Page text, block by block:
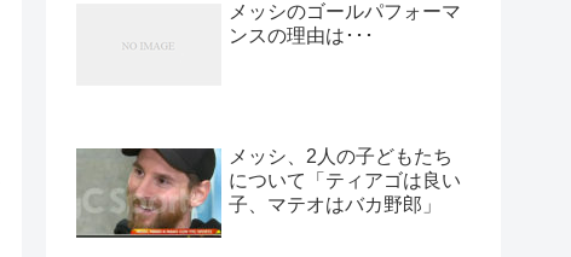
メッシのゴールパフォーマ
ンスの理由は･･･
メッシ、2人の子どもたち
について「ティアゴは良い
子、マテオはバカ野郎」